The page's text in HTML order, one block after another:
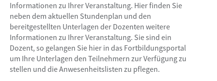
Informationen zu Ihrer Veranstaltung. Hier finden Sie
neben dem aktuellen Stundenplan und den
bereitgestellten Unterlagen der Dozenten weitere
Informationen zu Ihrer Veranstaltung. Sie sind ein
Dozent, so gelangen Sie hier in das Fortbildungsportal
um Ihre Unterlagen den Teilnehmern zur Verfügung zu
stellen und die Anwesenheitslisten zu pflegen.